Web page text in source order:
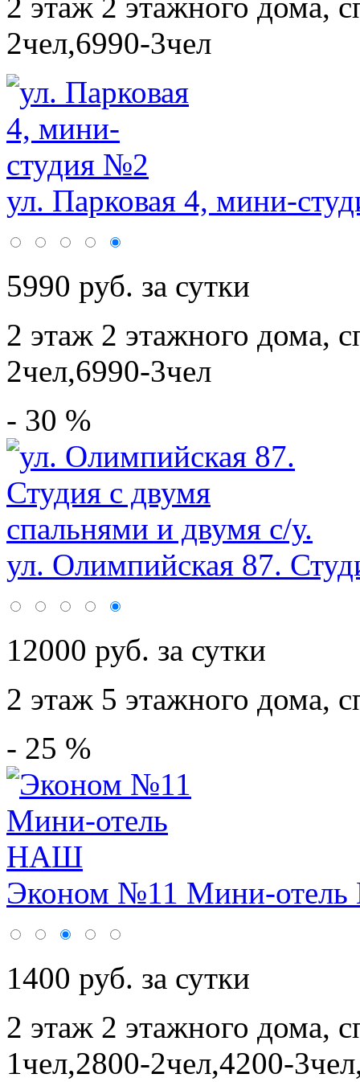
2 этаж 2 этажного дома,
2чел,6990-3чел
ул. Парковая 4, мини-
5990 руб. за сутки
2 этаж 2 этажного дома,
2чел,6990-3чел
- 30 %
ул. Олимпийская 87.
12000 руб. за сутки
2 этаж 5 этажного дома,
- 25 %
Эконом №11 Мини-
1400 руб. за сутки
2 этаж 2 этажного дома,
1чел,2800-2чел,4200-